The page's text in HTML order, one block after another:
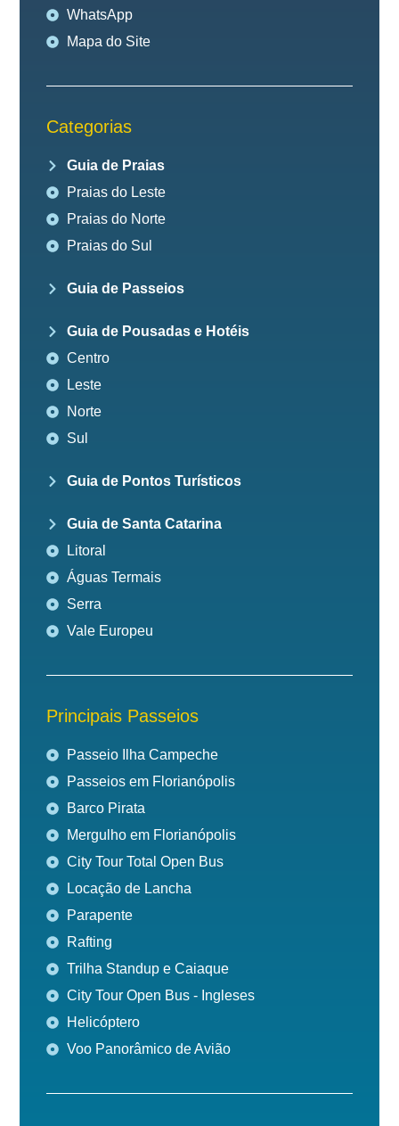
WhatsApp
Mapa do Site
Categorias
Guia de Praias
Praias do Leste
Praias do Norte
Praias do Sul
Guia de Passeios
Guia de Pousadas e Hotéis
Centro
Leste
Norte
Sul
Guia de Pontos Turísticos
Guia de Santa Catarina
Litoral
Águas Termais
Serra
Vale Europeu
Principais Passeios
Passeio Ilha Campeche
Passeios em Florianópolis
Barco Pirata
Mergulho em Florianópolis
City Tour Total Open Bus
Locação de Lancha
Parapente
Rafting
Trilha Standup e Caiaque
City Tour Open Bus - Ingleses
Helicóptero
Voo Panorâmico de Avião